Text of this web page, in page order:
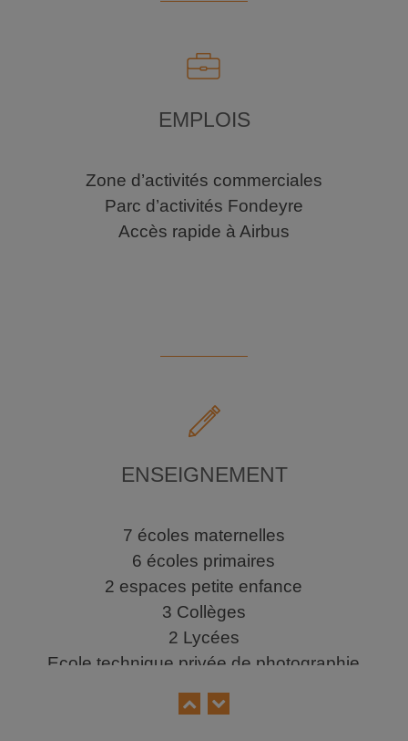
EMPLOIS
Zone d’activités commerciales
Parc d’activités Fondeyre
Accès rapide à Airbus
ENSEIGNEMENT
7 écoles maternelles
6 écoles primaires
2 espaces petite enfance
3 Collèges
2 Lycées
Ecole technique privée de photographie
et d’audiovisuel
Lycée professionnel privé Airbus